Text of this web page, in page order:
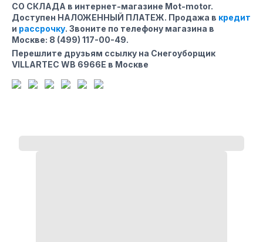
СО СКЛАДА в интернет-магазине Mot-motor.
Доступен НАЛОЖЕННЫЙ ПЛАТЕЖ. Продажа в кредит
и рассрочку. Звоните по телефону магазина в
Москве: 8 (499) 117-00-49.
Перешлите друзьям ссылку на Снегоуборщик
VILLARTEC WB 6966E в Москве